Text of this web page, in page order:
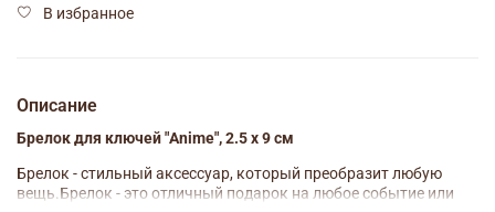
В избранное
Описание
Брелок для ключей "Anime", 2.5 х 9 см
Брелок - стильный аксессуар, который преобразит любую
вещь.Брелок - это отличный подарок на любое событие или